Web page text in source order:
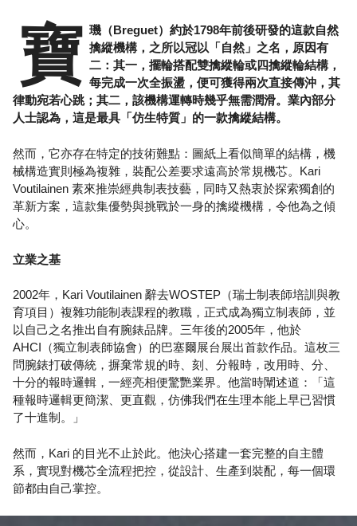
寶 璣（Breguet）約於1798年前後研發的這款自然
擒縱機構，之所以冠以「自然」之名，原因有
二：其一，擺輪搭配雙擒縱輪或四擒縱輪結構，
每完成一次全振盪，便可獲得兩次直接傳沖，其
律動宛若心跳；其二，該機構運轉時幾乎無需潤滑。業內部分
人士認為，這是最具「仿生特質」的一款擒縱結構。
然而，它亦存在特定的技術難點：圖紙上看似簡單的結構，機
械構造實則極為複雜，裝配公差要求遠高於常規機芯。Kari
Voutilainen 素來推崇經典制表技藝，同時又熱衷於探索獨創的
革新方案，這款集優勢與挑戰於一身的擒縱機構，令他為之傾
心。
立業之基
2002年，Kari Voutilainen 辭去WOSTEP（瑞士制表師培訓與教
育項目）複雜功能制表課程的教職，正式成為獨立制表師，並
以自己之名推出自有腕錶品牌。三年後的2005年，他於
AHCI（獨立制表師協會）的巴塞爾展台展出首款作品。這枚三
問腕錶打破傳統，摒棄常規的時、刻、分報時，改用時、分、
十分的報時邏輯，一經亮相便驚艷業界。他當時闡述道：「這
種報時邏輯更簡潔、更直觀，仿佛我們在生理本能上早已習慣
了十進制。」
然而，Kari 的目光不止於此。他決心搭建一套完整的自主體
系，實現對機芯全流程把控，從設計、生產到裝配，每一個環
節都由自己掌控。